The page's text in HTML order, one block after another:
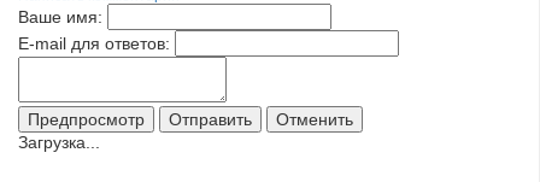
Ваше имя:
E-mail для ответов:
Загрузка...